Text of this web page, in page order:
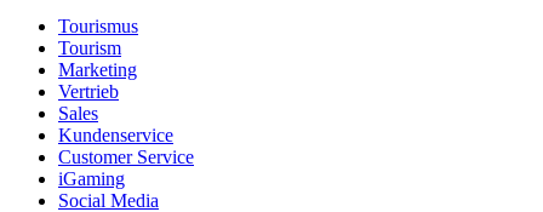
Tourismus
Tourism
Marketing
Vertrieb
Sales
Kundenservice
Customer Service
iGaming
Social Media